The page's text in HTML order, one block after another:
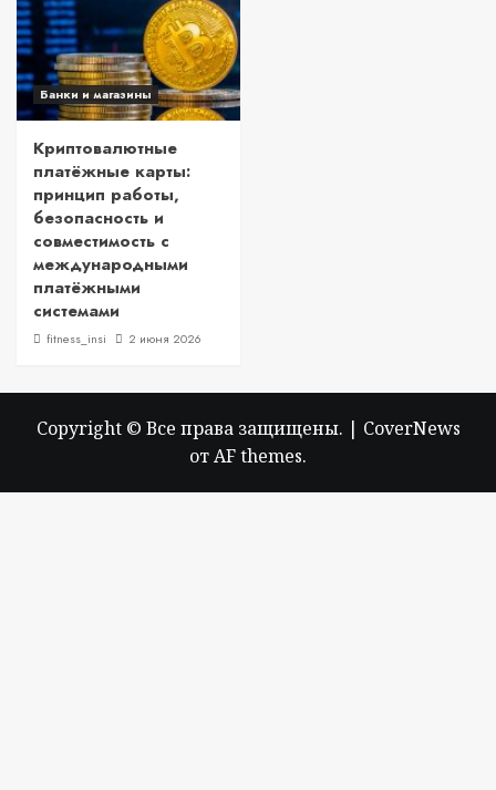
Банки и магазины
Криптовалютные
платёжные карты:
принцип работы,
безопасность и
совместимость с
международными
платёжными
системами
fitness_insi 2 июня 2026
Copyright © Все права защищены. | CoverNews
от AF themes.